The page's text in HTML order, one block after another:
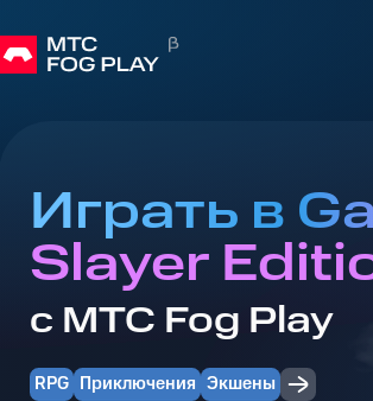
Играть в
Slayer
с МТС Fog Play
RPG Приключения Экшены